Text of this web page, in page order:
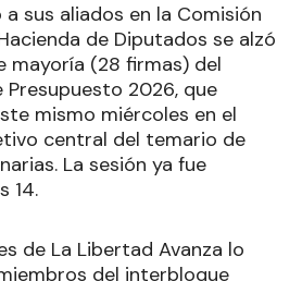
sus aliados en la Comisión
de Diputados se alzó
mayoría (28 firmas) del
2026, que
mismo miércoles en el
central del temario de
La sesión ya fue
14.
de La Libertad Avanza lo
del interbloque